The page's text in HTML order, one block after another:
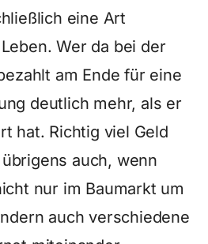
eine Art
Wer da bei der
am Ende für eine
deutlich mehr, als er
hat. Richtig viel Geld
auch, wenn
nur im Baumarkt um
auch verschiedene